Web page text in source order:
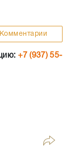
Комментарии
+7 (937) 55-